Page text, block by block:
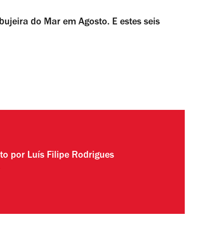
do Mar em Agosto. E estes seis
por Luís Filipe Rodrigues